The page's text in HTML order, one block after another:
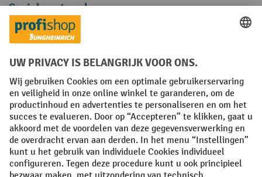
Sociale netwerken
Facebook
YouTube
LinkedInInstagram
Algemene leveringsvoorwaarden Copyright
Privacyverklaring Privacy Instellingen
All prices excl. VAT plusshipping costs and possible delivery charges,
if not stated otherwise.
¹ De korting is geldig zolang de voorraad strekt. De korting is niet van